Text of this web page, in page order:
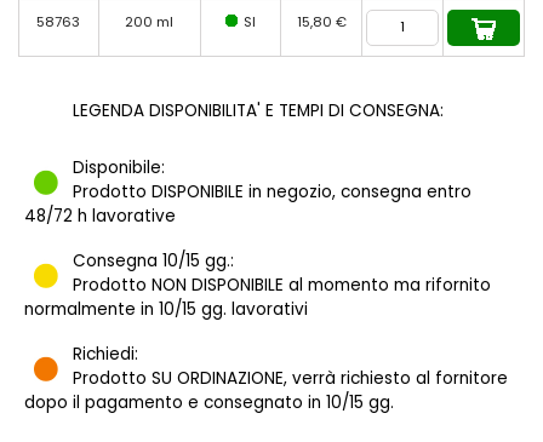
58763 200 ml SI 15,80 €
LEGENDA DISPONIBILITA' E TEMPI DI CONSEGNA:
Disponibile:
Prodotto DISPONIBILE in negozio, consegna entro
48/72 h lavorative
Consegna 10/15 gg.:
Prodotto NON DISPONIBILE al momento ma rifornito
normalmente in 10/15 gg. lavorativi
Richiedi:
Prodotto SU ORDINAZIONE, verrà richiesto al fornitore
dopo il pagamento e consegnato in 10/15 gg.